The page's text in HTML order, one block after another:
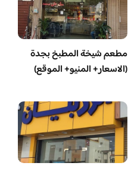
مطعم شيخة المطبخ بجدة
(الاسعار+ المنيو+ الموقع)